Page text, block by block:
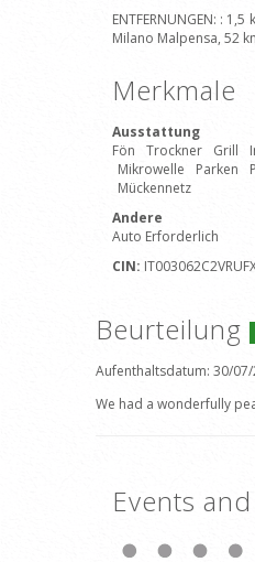
ENTFERNUNGEN: :
Milano Malpensa, 52
Merkmale
Ausstattung
Fön
Trockner Grill
Mikrowelle
Parken
Mückennetz
Andere
Auto Erforderlich
CIN:
Beurteilung
Aufenthaltsdatum: 30/
We had a wonderfully
Events